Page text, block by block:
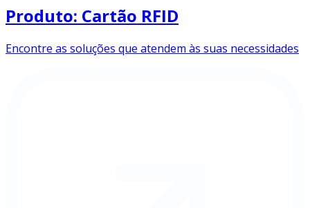
Produto: Cartão RFID
Encontre as soluções que atendem às suas necessidades